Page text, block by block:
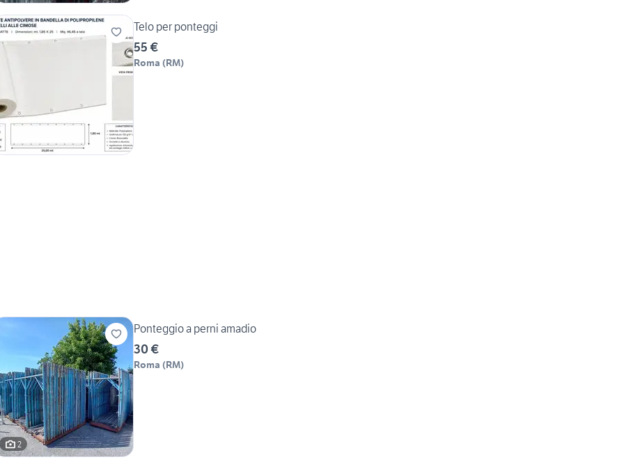
Telo per ponteggi
55 €
Roma (RM)
2
Ponteggio a perni amadio
30 €
Roma (RM)